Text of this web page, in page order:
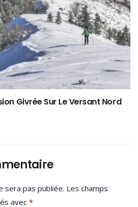
Givrée Sur Le Versant Nord
sera pas publiée. Les champs
avec *